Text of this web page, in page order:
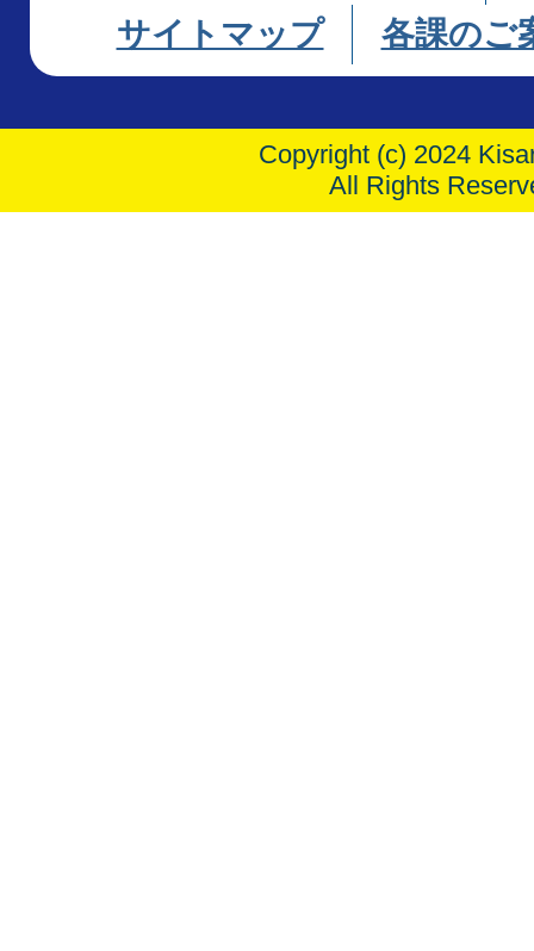
サイトマップ
各課のご
Copyright (c) 2024
All Rights